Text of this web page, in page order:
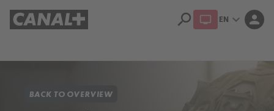
search EN expand_more person
BACK TO OVERVIEW